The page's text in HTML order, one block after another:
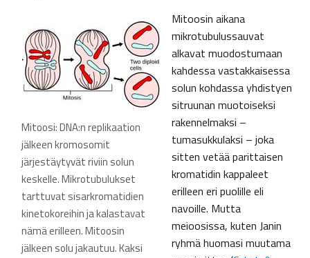
Mitoosi: DNA:n replikaation
jälkeen kromosomit
järjestäytyvät riviin solun
keskelle. Mikrotubulukset
tarttuvat sisarkromatidien
kinetokoreihin ja kalastavat
nämä erilleen. Mitoosin
jälkeen solu jakautuu. Kaksi
Mitoosin aikana
mikrotubulussauvat
alkavat muodostumaan
kahdessa vastakkaisessa
solun kohdassa yhdistyen
sitruunan muotoiseksi
rakennelmaksi –
tumasukkulaksi – joka
sitten vetää parittaisen
kromatidin kappaleet
erilleen eri puolille eli
navoille. Mutta
meioosissa, kuten Janin
ryhmä huomasi muutama